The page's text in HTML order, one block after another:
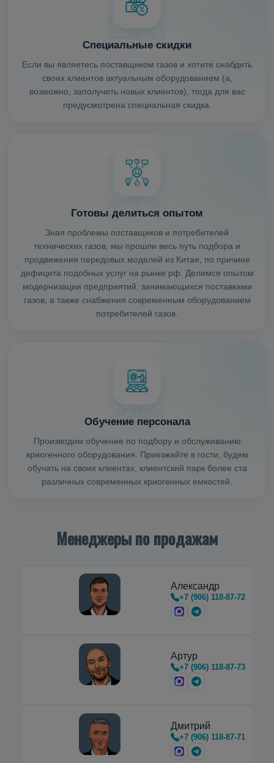
Специальные скидки
Если вы являетесь поставщиком газов и хотите снабдить
своих клиентов актуальным оборудованием (а,
возможно, заполучить новых клиентов), тогда для вас
предусмотрена специальная скидка.
Готовы делиться опытом
Зная проблемы поставщиков и потребителей
технических газов, мы прошли весь путь подбора и
продвижения передовых моделей из Китая, по причине
дефицита подобных услуг на рынке рф. Делимся опытом
модернизации предприятий, занимающихся поставками
газов, а также снабжения современным оборудованием
потребителей газов.
Обучение персонала
Производим обучение по подбору и обслуживанию
криогенного оборудования. Приезжайте в гости, будем
обучать на своих клиентах, клиентский парк более ста
различных современных криогенных емкостей.
Менеджеры по продажам
Александр
+7 (906) 118-87-72
Артур
+7 (906) 118-87-73
Дмитрий
+7 (906) 118-87-71